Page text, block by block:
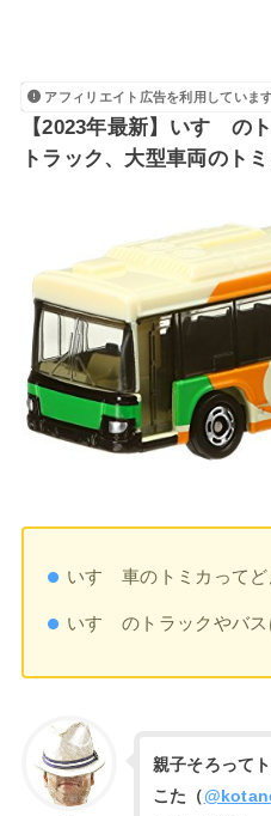
アフィリエイト広告を利用していま
【2023年最新】いすゞの
トラック、大型車両のト
いすゞ車のトミカって
いすゞのトラックやバ
親子そろって
こた（